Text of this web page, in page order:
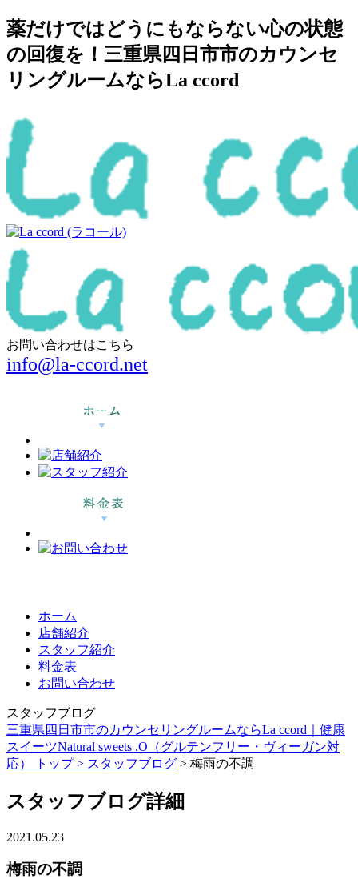
薬だけではどうにもならない心の状態
の回復を！三重県四日市市のカウンセ
リングルームならLa ccord
お問い合わせはこちら
info@la-ccord.net
ホーム
店舗紹介
スタッフ紹介
料金表
お問い合わせ
スタッフブログ
三重県四日市市のカウンセリングルームならLa ccord｜健康
スイーツNatural sweets .O（グルテンフリー・ヴィーガン対
応） トップ > スタッフブログ > 梅雨の不調
スタッフブログ詳細
2021.05.23
梅雨の不調